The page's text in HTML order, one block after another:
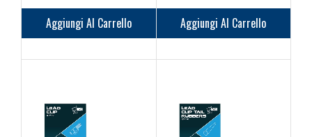
Aggiungi Al Carrello
Aggiungi Al Carrello